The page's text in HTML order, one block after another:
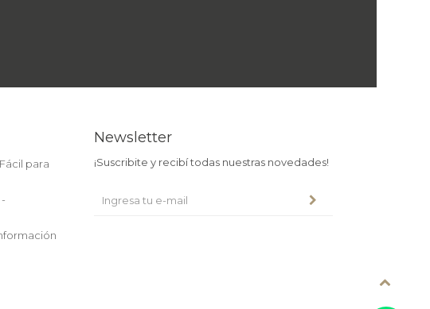
para
Newsletter
¡Suscribite y recibí todas nuestras novedades!